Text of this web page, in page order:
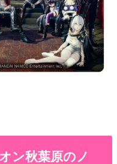
ン秋葉原のノ